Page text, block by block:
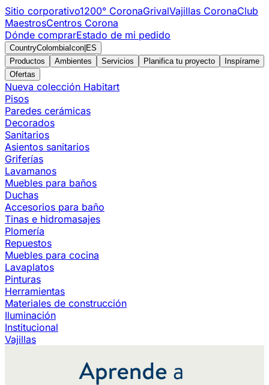
Sitio corporativo1200° CoronaGrivalVajillas CoronaClub
MaestrosCentros Corona
Dónde comprarEstado de mi pedido
CountryColombiaIcon ES
Productos
Ambientes Servicios Planifica tu proyecto
Inspírame
Ofertas
Nueva colección Habitart
Pisos
Paredes cerámicas
Decorados
Sanitarios
Asientos sanitarios
Griferías
Lavamanos
Muebles para baños
Duchas
Accesorios para baño
Tinas e hidromasajes
Plomería
Repuestos
Muebles para cocina
Lavaplatos
Pinturas
Herramientas
Materiales de construcción
Iluminación
Institucional
Vajillas